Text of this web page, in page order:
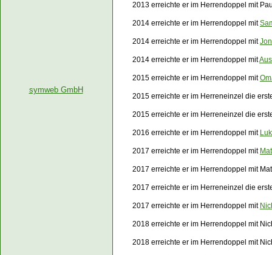
2013 erreichte er im Herrendoppel mit
2014 erreichte er im Herrendoppel mit
2014 erreichte er im Herrendoppel mit
2014 erreichte er im Herrendoppel mit
2015 erreichte er im Herrendoppel mit
2015 erreichte er im Herreneinzel die
2015 erreichte er im Herreneinzel die
2016 erreichte er im Herrendoppel mit
2017 erreichte er im Herrendoppel mit
2017 erreichte er im Herrendoppel mit
2017 erreichte er im Herreneinzel die
2017 erreichte er im Herrendoppel mit
2018 erreichte er im Herrendoppel mit
2018 erreichte er im Herrendoppel mit
symweb GmbH